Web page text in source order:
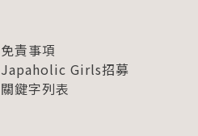
免責事項
Japaholic Girls招募
關鍵字列表